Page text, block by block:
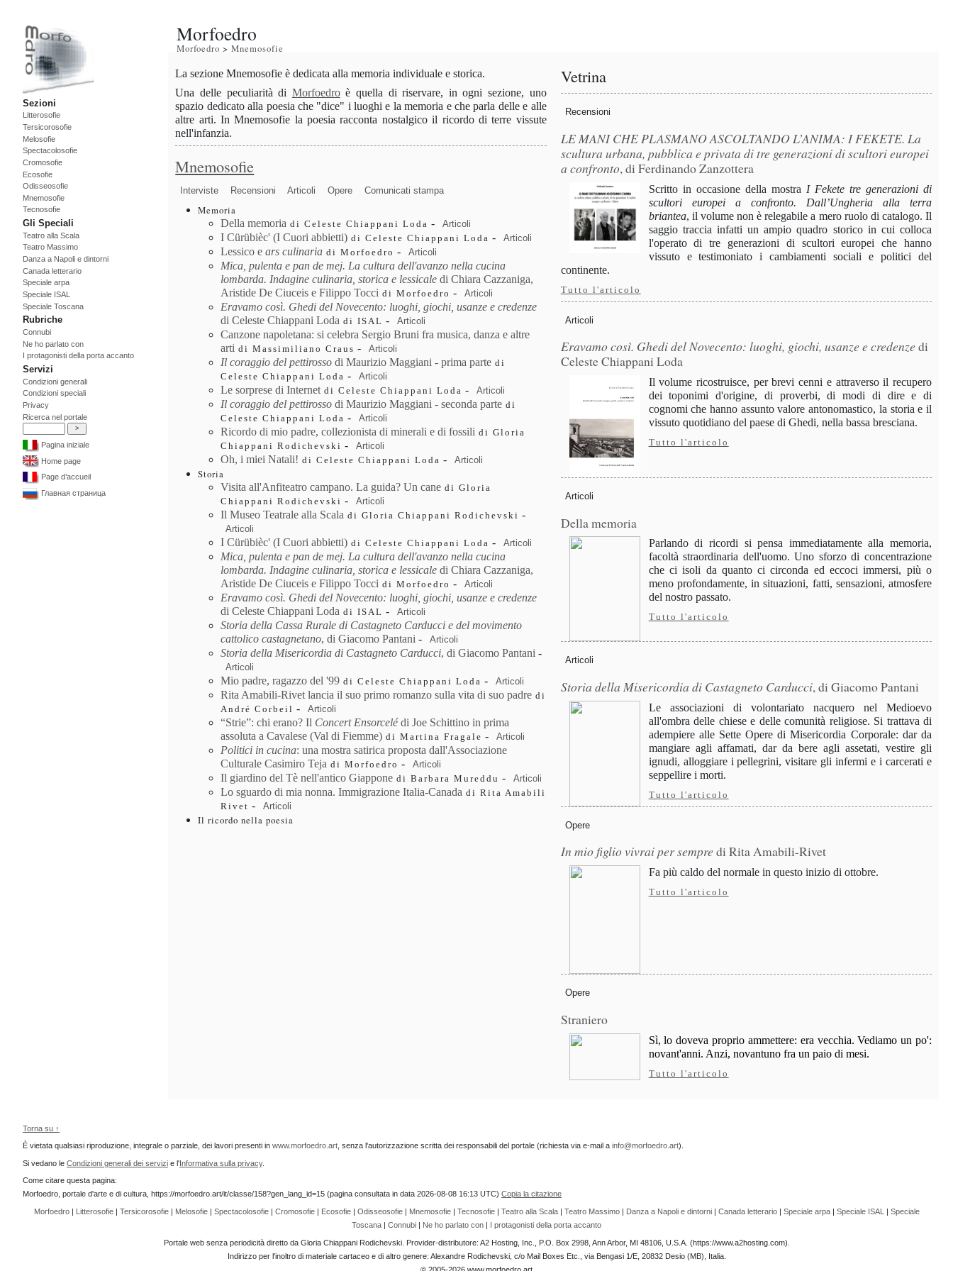
Sezioni
Litterosofie
Tersicorosofie
Melosofie
Spectacolosofie
Cromosofie
Ecosofie
Odisseosofie
Mnemosofie
Tecnosofie
Gli Speciali
Teatro alla Scala
Teatro Massimo
Danza a Napoli e dintorni
Canada letterario
Speciale arpa
Speciale ISAL
Speciale Toscana
Rubriche
Connubi
Ne ho parlato con
I protagonisti della porta accanto
Servizi
Condizioni generali
Condizioni speciali
Privacy
Ricerca nel portale
Pagina iniziale
Home page
Page d’accueil
Главная страница
Morfoedro
Morfoedro >Mnemosofie
La sezione Mnemosofie è dedicata alla memoria individuale e storica.
Una delle peculiarità di Morfoedroè quella di riservare, in ogni sezione, uno
spazio dedicato alla poesia che "dice" i luoghi e la memoria e che parla delle e alle
altre arti. In Mnemosofie la poesia racconta nostalgico il ricordo di terre vissute
nell'infanzia.
Mnemosofie
Interviste Recensioni Articoli Opere Comunicati stampa
Memoria
Della memoria di Celeste Chiappani Loda - Articoli
I Cürübièc' (I Cuori abbietti) di Celeste Chiappani Loda - Articoli
Lessico ears culinaria di Morfoedro - Articoli
Mica, pulenta e pan de mej. La cultura dell'avanzo nella cucina
lombarda. Indagine culinaria, storica e lessicale di Chiara Cazzaniga,
Aristide De Ciuceis e Filippo Tocci di Morfoedro - Articoli
Eravamo così. Ghedi del Novecento: luoghi, giochi, usanze e credenze
di Celeste Chiappani Loda di ISAL - Articoli
Canzone napoletana: si celebra Sergio Bruni fra musica, danza e altre
arti di Massimiliano Craus - Articoli
Il coraggio del pettirosso di Maurizio Maggiani ‑ prima parte di
Celeste Chiappani Loda - Articoli
Le sorprese di Internetdi Celeste Chiappani Loda - Articoli
Il coraggio del pettirosso di Maurizio Maggiani ‑ seconda parte di
Celeste Chiappani Loda - Articoli
Ricordo di mio padre, collezionista di minerali e di fossili di Gloria
Chiappani Rodichevski - Articoli
Oh, i miei Natali! di Celeste Chiappani Loda - Articoli
Storia
Visita all'Anfiteatro campano. La guida? Un cane di Gloria
Chiappani Rodichevski - Articoli
Il Museo Teatrale alla Scala di Gloria Chiappani Rodichevski -
Articoli
I Cürübièc' (I Cuori abbietti) di Celeste Chiappani Loda - Articoli
Mica, pulenta e pan de mej. La cultura dell'avanzo nella cucina
lombarda. Indagine culinaria, storica e lessicale di Chiara Cazzaniga,
Aristide De Ciuceis e Filippo Tocci di Morfoedro - Articoli
Eravamo così. Ghedi del Novecento: luoghi, giochi, usanze e credenze
di Celeste Chiappani Loda di ISAL - Articoli
Storia della Cassa Rurale di Castagneto Carducci e del movimento
cattolico castagnetano, di Giacomo Pantani - Articoli
Storia della Misericordia di Castagneto Carducci, di Giacomo Pantani -
Articoli
Mio padre, ragazzo del '99 di Celeste Chiappani Loda - Articoli
Rita Amabili-Rivet lancia il suo primo romanzo sulla vita di suo padre di
André Corbeil - Articoli
“Strie”: chi erano? Il Concert Ensorcelédi Joe Schittino in prima
assoluta a Cavalese (Val di Fiemme) di Martina Fragale - Articoli
Politici in cucina: una mostra satirica proposta dall'Associazione
Culturale Casimiro Teja di Morfoedro - Articoli
Il giardino del Tè nell'antico Giappone di Barbara Mureddu - Articoli
Lo sguardo di mia nonna. Immigrazione Italia-Canada di Rita Amabili
Rivet - Articoli
Il ricordo nella poesia
Vetrina
Recensioni
LE MANI CHE PLASMANO ASCOLTANDO L’ANIMA: I FEKETE. La
scultura urbana, pubblica e privata di tre generazioni di scultori europei
a confronto, di Ferdinando Zanzottera
Scritto in occasione della mostra I Fekete tre generazioni di
scultori europei a confronto. Dall’Ungheria alla terra
briantea, il volume non è relegabile a mero ruolo di catalogo. Il
saggio traccia infatti un ampio quadro storico in cui colloca
l'operato di tre generazioni di scultori europei che hanno
vissuto e testimoniato i cambiamenti sociali e politici del
continente.
Tutto l'articolo
Articoli
Eravamo così. Ghedi del Novecento: luoghi, giochi, usanze e credenze di
Celeste Chiappani Loda
Il volume ricostruisce, per brevi cenni e attraverso il recupero
dei toponimi d'origine, di proverbi, di modi di dire e di
cognomi che hanno assunto valore antonomastico, la storia e il
vissuto quotidiano del paese di Ghedi, nella bassa bresciana.
Tutto l'articolo
Articoli
Della memoria
Parlando di ricordi si pensa immediatamente alla memoria,
facoltà straordinaria dell'uomo. Uno sforzo di concentrazione
che ci isoli da quanto ci circonda ed eccoci immersi, più o
meno profondamente, in situazioni, fatti, sensazioni, atmosfere
del nostro passato.
Tutto l'articolo
Articoli
Storia della Misericordia di Castagneto Carducci, di Giacomo Pantani
Le associazioni di volontariato nacquero nel Medioevo
all'ombra delle chiese e delle comunità religiose. Si trattava di
adempiere alle Sette Opere di Misericordia Corporale: dar da
mangiare agli affamati, dar da bere agli assetati, vestire gli
ignudi, alloggiare i pellegrini, visitare gli infermi e i carcerati e
seppellire i morti.
Tutto l'articolo
Opere
In mio figlio vivrai per sempre di Rita Amabili-Rivet
Fa più caldo del normale in questo inizio di ottobre.
Tutto l'articolo
Opere
Straniero
Sì, lo doveva proprio ammettere: era vecchia. Vediamo un po':
novant'anni. Anzi, novantuno fra un paio di mesi.
Tutto l'articolo
Torna su ↑
È vietata qualsiasi riproduzione, integrale o parziale, dei lavori presenti in www.morfoedro.art , senza l'autorizzazione scritta dei responsabili del portale (richiesta via e-mail a info@morfoedro.art).
Si vedano le Condizioni generali dei servizi e l'Informativa sulla privacy.
Come citare questa pagina:
Morfoedro, portale d'arte e di cultura, https://morfoedro.art/it/classe/158?gen_lang_id=15 (pagina consultata in data 2026-08-08 16:13 UTC) Copia la citazione
Morfoedro| Litterosofie| Tersicorosofie| Melosofie| Spectacolosofie| Cromosofie| Ecosofie| Odisseosofie| Mnemosofie| Tecnosofie| Teatro alla Scala| Teatro Massimo| Danza a Napoli e dintorni| Canada letterario| Speciale arpa| Speciale ISAL | Speciale
Toscana | Connubi | Ne ho parlato con | I protagonisti della porta accanto
Portale web senza periodicità diretto da Gloria Chiappani Rodichevski. Provider-distributore: A2 Hosting, Inc., P.O. Box 2998, Ann Arbor, MI 48106, U.S.A. (https://www.a2hosting.com).
Indirizzo per l'inoltro di materiale cartaceo e di altro genere: Alexandre Rodichevski, c/o Mail Boxes Etc., via Bengasi 1/E, 20832 Desio (MB), Italia.
© 2005-2026 www.morfoedro.art